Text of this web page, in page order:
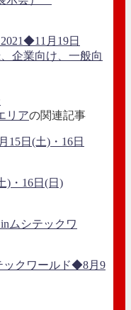
月19日
企業向け、一般向
リアの関連記事
)・16日(日)
ックワールド◆8月9